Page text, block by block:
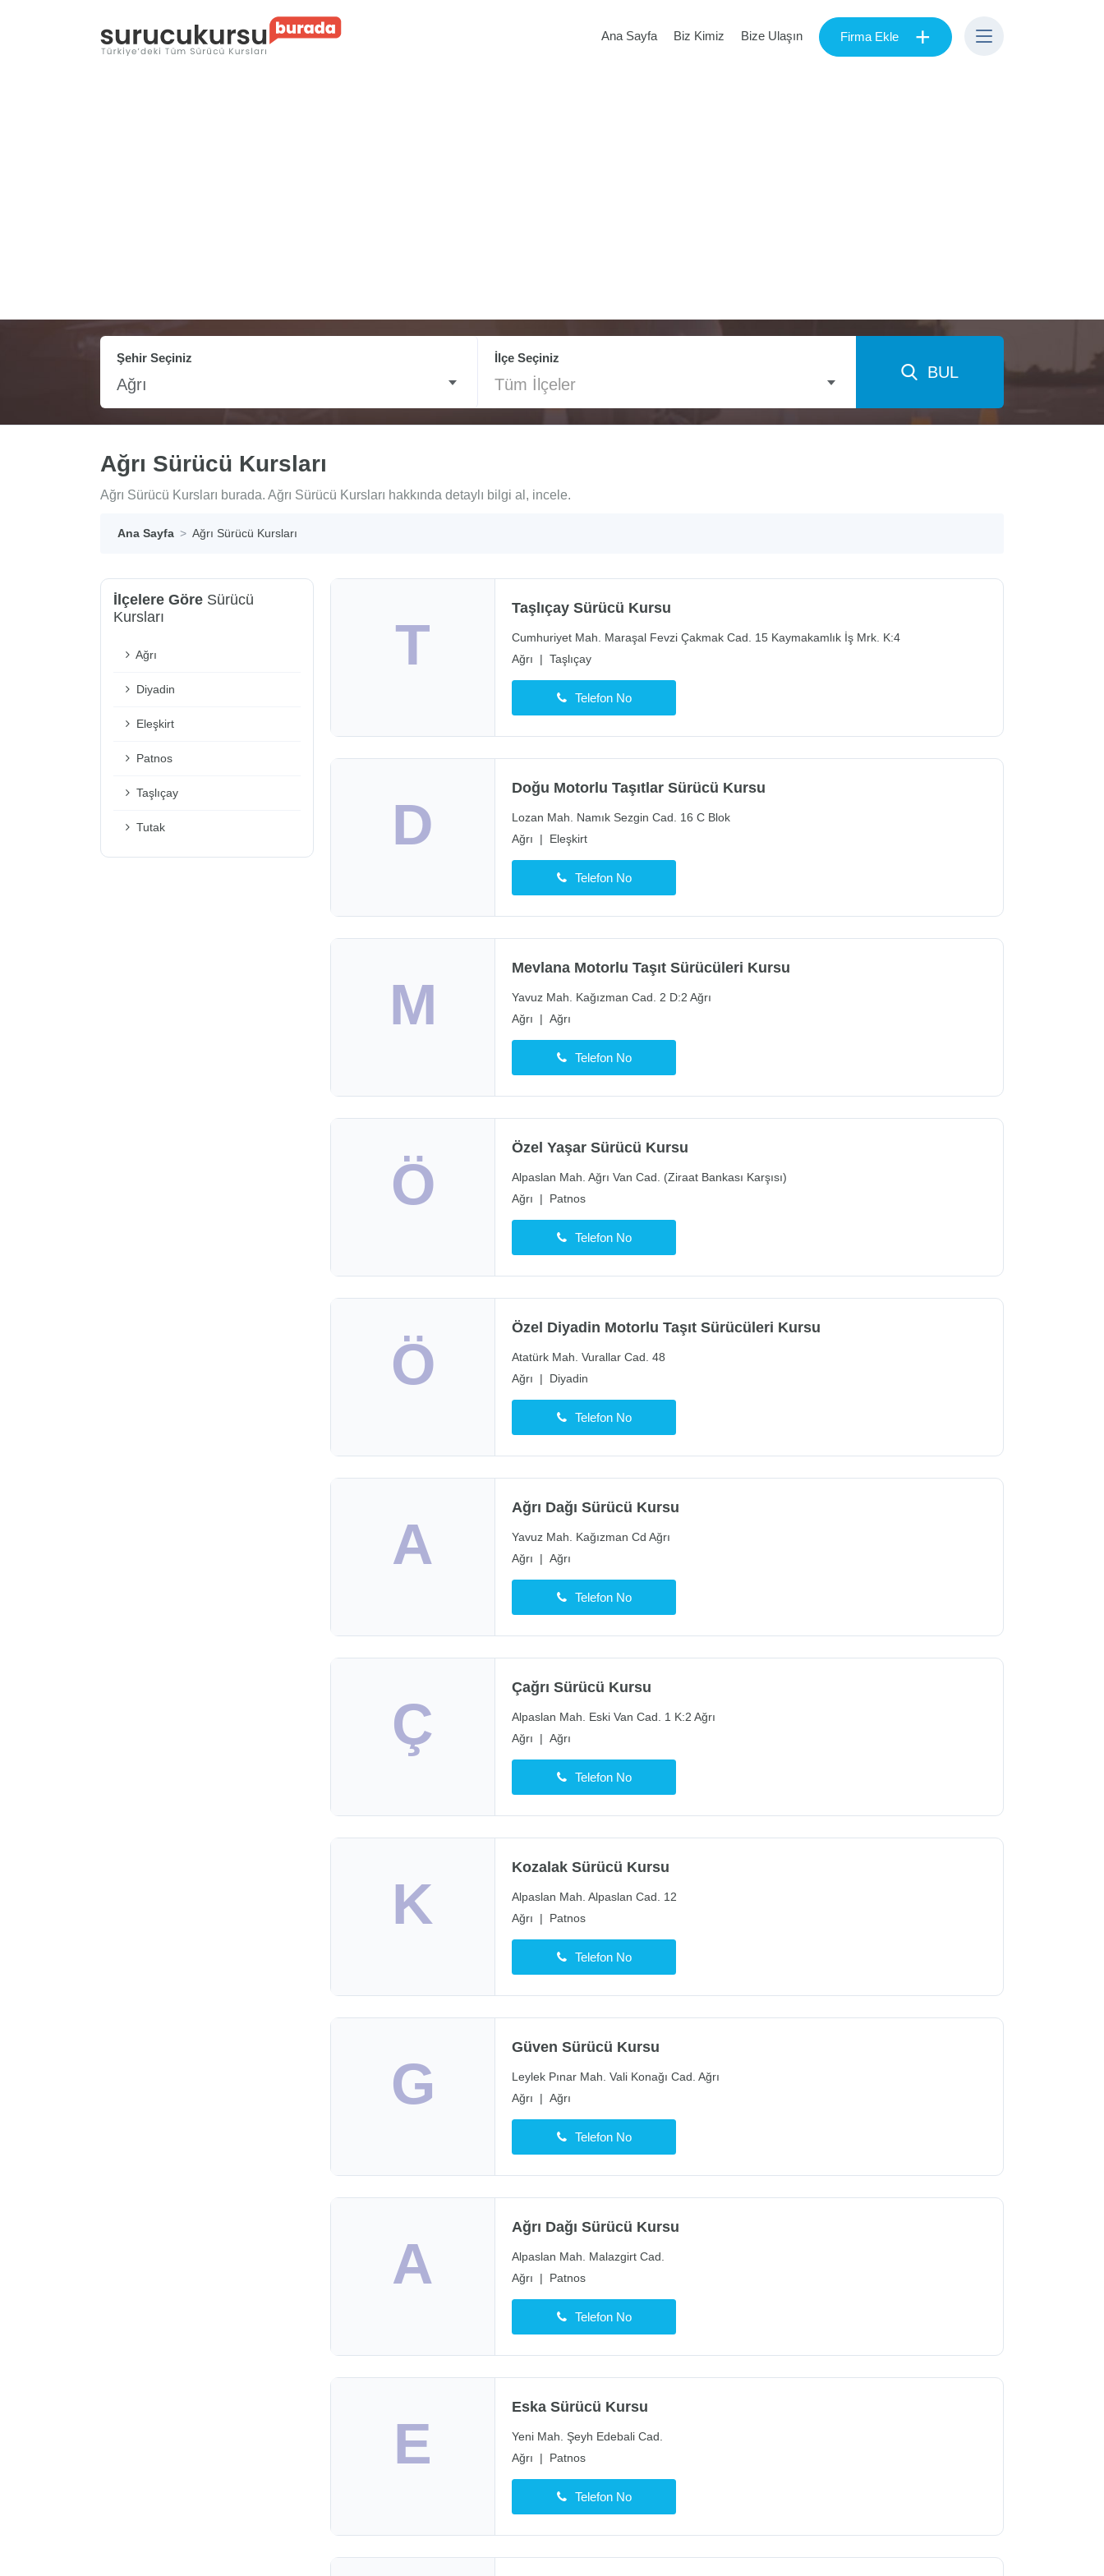
Ana Sayfa Biz Kimiz Bize Ulaşın Firma Ekle +
Şehir Seçiniz
Ağrı
İlçe Seçiniz
Tüm İlçeler
BUL
Ağrı Sürücü Kursları
Ağrı Sürücü Kursları burada. Ağrı Sürücü Kursları hakkında detaylı bilgi al, incele.
Ana Sayfa Ağrı Sürücü Kursları
İlçelere Göre Sürücü
Kursları
Ağrı
Diyadin
Eleşkirt
Patnos
Taşlıçay
Tutak
T
Taşlıçay Sürücü Kursu
Cumhuriyet Mah. Maraşal Fevzi Çakmak Cad. 15 Kaymakamlık İş Mrk. K:4
Ağrı | Taşlıçay
Telefon No
D
Doğu Motorlu Taşıtlar Sürücü Kursu
Lozan Mah. Namık Sezgin Cad. 16 C Blok
Ağrı | Eleşkirt
Telefon No
M
Mevlana Motorlu Taşıt Sürücüleri Kursu
Yavuz Mah. Kağızman Cad. 2 D:2 Ağrı
Ağrı | Ağrı
Telefon No
Ö
Özel Yaşar Sürücü Kursu
Alpaslan Mah. Ağrı Van Cad. (Ziraat Bankası Karşısı)
Ağrı | Patnos
Telefon No
Ö
Özel Diyadin Motorlu Taşıt Sürücüleri Kursu
Atatürk Mah. Vurallar Cad. 48
Ağrı | Diyadin
Telefon No
A
Ağrı Dağı Sürücü Kursu
Yavuz Mah. Kağızman Cd Ağrı
Ağrı | Ağrı
Telefon No
Ç
Çağrı Sürücü Kursu
Alpaslan Mah. Eski Van Cad. 1 K:2 Ağrı
Ağrı | Ağrı
Telefon No
K
Kozalak Sürücü Kursu
Alpaslan Mah. Alpaslan Cad. 12
Ağrı | Patnos
Telefon No
G
Güven Sürücü Kursu
Leylek Pınar Mah. Vali Konağı Cad. Ağrı
Ağrı | Ağrı
Telefon No
A
Ağrı Dağı Sürücü Kursu
Alpaslan Mah. Malazgirt Cad.
Ağrı | Patnos
Telefon No
E
Eska Sürücü Kursu
Yeni Mah. Şeyh Edebali Cad.
Ağrı | Patnos
Telefon No